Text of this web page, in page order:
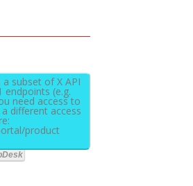
subset of X API
endpoints (e.g.
need access to
different access
product